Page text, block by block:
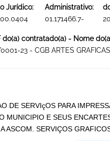
Jurídico:
Administrativo:
01.171466.7-
do(a) contratado(a) - Nome
23 - CGB ARTES
DE SERVIçOS PARA
MUNICIPIO E SEUS
ASCOM. SERVIÇOS